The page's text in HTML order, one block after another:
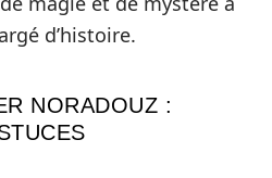
d’histoire.
NORADOUZ :